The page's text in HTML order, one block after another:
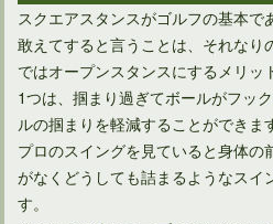
ドライバーのセットアップはスクエ
スクエアスタンスがゴルフの基本で
敢えてすると言うことは、それなり
ではオープンスタンスにするメリッ
1つは、掴まり過ぎてボールがフッ
ルの掴まりを軽減することができま
プロのスイングを見ていると身体
がなくどうしても詰まるようなスイ
す。